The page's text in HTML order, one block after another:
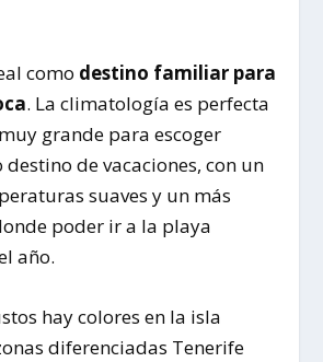
como destino familiar para
. La climatología es perfecta
grande para escoger
de vacaciones, con un
suaves y un más
poder ir a la playa
año.
hay colores en la isla
diferenciadas Tenerife